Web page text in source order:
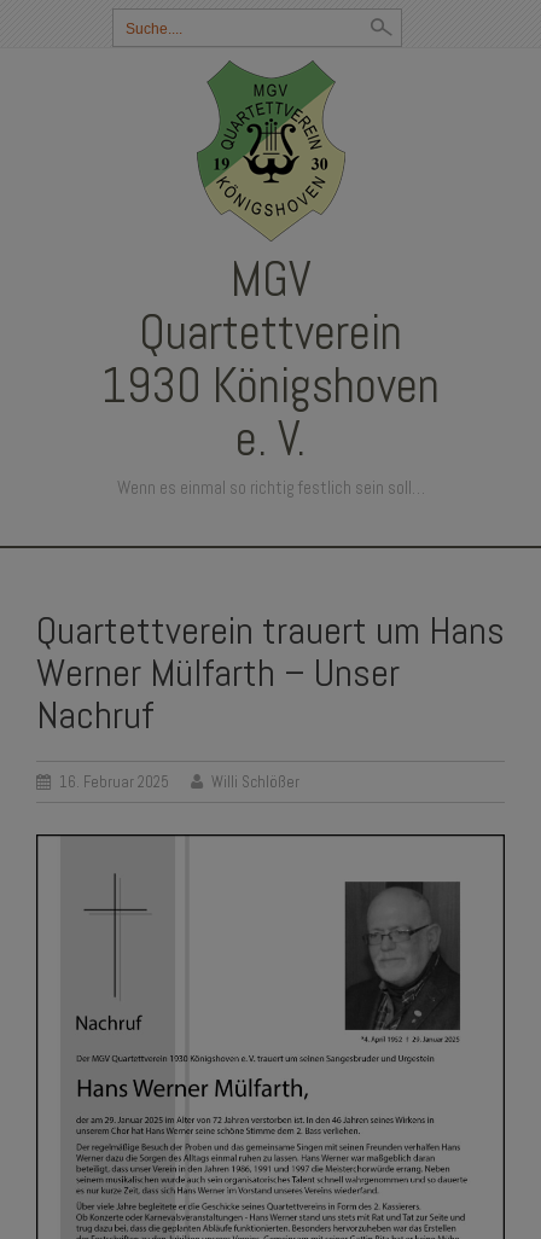
Suchbegriff
eingeben:
MGV
Quartettverein
1930 Königshoven
e. V.
Wenn es einmal so richtig festlich sein soll…
CONTENT
Quartettverein trauert um Hans
Werner Mülfarth – Unser
Nachruf
16. Februar 2025 Willi Schlößer